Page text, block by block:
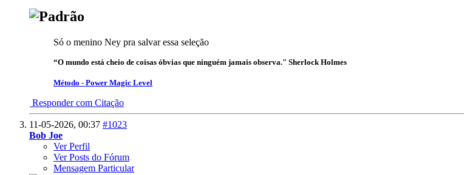
Só o menino Ney pra salvar essa seleção
“O mundo está cheio de coisas óbvias que ninguém jamais observa." Sherlock Holmes
Método - Power Magic Level
Responder com Citação
11-05-2026, 00:37 #1023
Bob Joe
Ver Perfil
Ver Posts do Fórum
Mensagem Particular